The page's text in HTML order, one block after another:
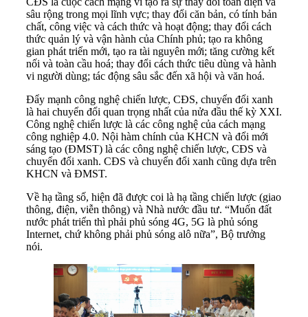
sâu rộng trong mọi lĩnh vực; thay đổi căn bản, có tính bản
chất, công việc và cách thức và hoạt động; thay đổi cách
thức quản lý và vận hành của Chính phủ; tạo ra không
gian phát triển mới, tạo ra tài nguyên mới; tăng cường kết
nối và toàn cầu hoá; thay đổi cách thức tiêu dùng và hành
vi người dùng; tác động sâu sắc đến xã hội và văn hoá.
Đẩy mạnh công nghệ chiến lược, CĐS, chuyển đổi xanh
là hai chuyển đổi quan trọng nhất của nửa đầu thế kỳ XXI.
Công nghệ chiến lược là các công nghệ của cách mạng
công nghiệp 4.0. Nội hàm chính của KHCN và đổi mới
sáng tạo (ĐMST) là các công nghệ chiến lược, CĐS và
chuyển đổi xanh. CĐS và chuyển đổi xanh cũng dựa trên
KHCN và ĐMST.
Về hạ tầng số, hiện đã được coi là hạ tầng chiến lược (giao
thông, điện, viễn thông) và Nhà nước đầu tư. “Muốn đất
nước phát triển thì phải phủ sóng 4G, 5G là phủ sóng
Internet, chứ không phải phủ sóng alô nữa”, Bộ trưởng
nói.